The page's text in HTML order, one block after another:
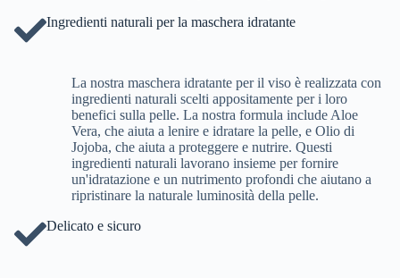
Ingredienti naturali per la maschera idratante
La nostra maschera idratante per il viso è realizzata con
ingredienti naturali scelti appositamente per i loro
benefici sulla pelle. La nostra formula include Aloe
Vera, che aiuta a lenire e idratare la pelle, e Olio di
Jojoba, che aiuta a proteggere e nutrire. Questi
ingredienti naturali lavorano insieme per fornire
un'idratazione e un nutrimento profondi che aiutano a
ripristinare la naturale luminosità della pelle.
Delicato e sicuro